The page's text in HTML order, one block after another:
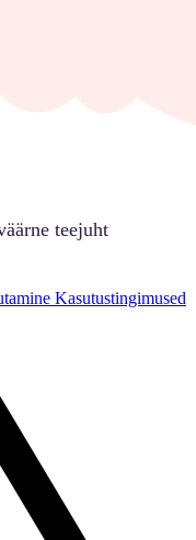
teejuht
Kasutustingimused